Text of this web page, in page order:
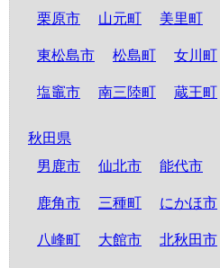
栗原市 山元町 美里町
東松島市 松島町 女川町
塩竈市 南三陸町 蔵王町
秋田県
男鹿市
仙北市 能代市
鹿角市 三種町 にかほ市
八峰町 大館市 北秋田市